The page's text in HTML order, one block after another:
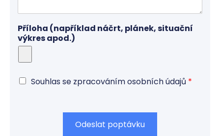
Příloha (například náčrt, plánek, situační
výkres apod.)
D
Souhlas se zpracováním osobních údajů *
Odeslat poptávku